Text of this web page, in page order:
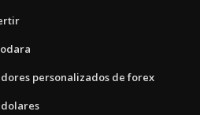
personalizados de forex
dolares